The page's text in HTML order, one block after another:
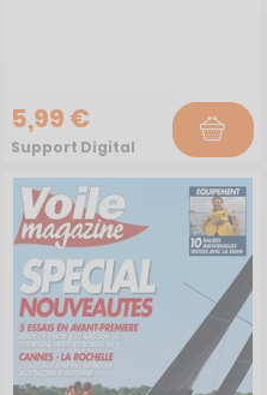
5,99 €
Support Digital